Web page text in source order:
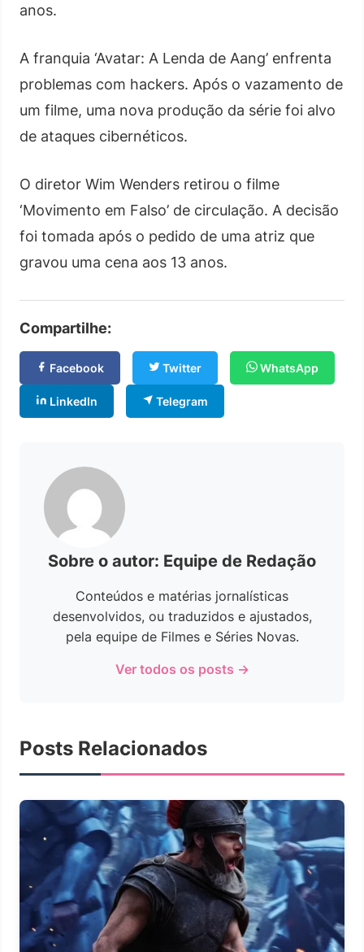
anos.
A franquia ‘Avatar: A Lenda de Aang’ enfrenta
problemas com hackers. Após o vazamento de
um filme, uma nova produção da série foi alvo
de ataques cibernéticos.
O diretor Wim Wenders retirou o filme
‘Movimento em Falso’ de circulação. A decisão
foi tomada após o pedido de uma atriz que
gravou uma cena aos 13 anos.
Compartilhe:
Facebook Twitter WhatsApp
LinkedIn Telegram
Sobre o autor: Equipe de Redação
Conteúdos e matérias jornalísticas
desenvolvidos, ou traduzidos e ajustados,
pela equipe de Filmes e Séries Novas.
Ver todos os posts →
Posts Relacionados